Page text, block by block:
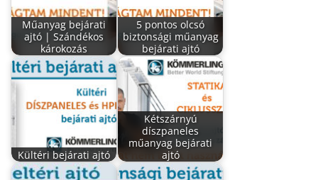
Műanyag bejárati
ajtó | Szándékos
károkozás
5 pontos olcsó
biztonsági műanyag
bejárati ajtó
Kültéri bejárati ajtó
Kétszárnyú
díszpaneles
műanyag bejárati
ajtó